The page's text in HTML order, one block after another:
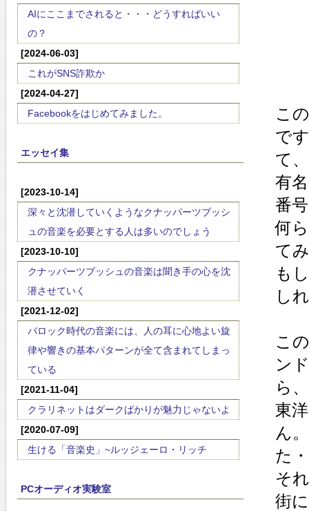
AIにここまでされると・・・どうすればいい
の？
[2024-06-03]
これがSNS詐欺か
[2024-04-27]
Facebookをはじめてみました。
エッセイ集
[2023-10-14]
深々と沈潜していくようなクナッパーツブッシ
ュの音楽を必要とする人は多いのでしょう
[2023-10-10]
クナッパーツブッシュの音楽は聞き手の心を沈
潜させていく
[2021-12-02]
バロック時代の音楽には、人の耳に心地よい旋
律や響きの基本パターンが全て含まれてしまっ
ている
[2021-11-04]
クラリネットはダークばかりが魅力じゃないよ
[2020-07-09]
生ける「音楽史」~ルッジェーロ・リッチ
PCオーディオ実験室
こ
で
て
有
番
何
て
も
し
こ
ン
ら
東
ん
た
そ
街